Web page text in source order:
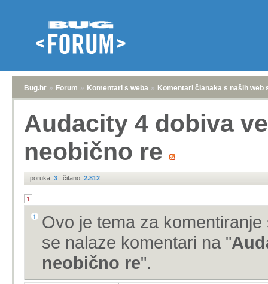
Bug.hr » Forum » Komentari s weba » Komentari članaka s naših web
Audacity 4 dobiva
neobično re
poruka: 3 | čitano: 2.812
1
Ovo je tema za
se nalaze komentari na "
neobično re".